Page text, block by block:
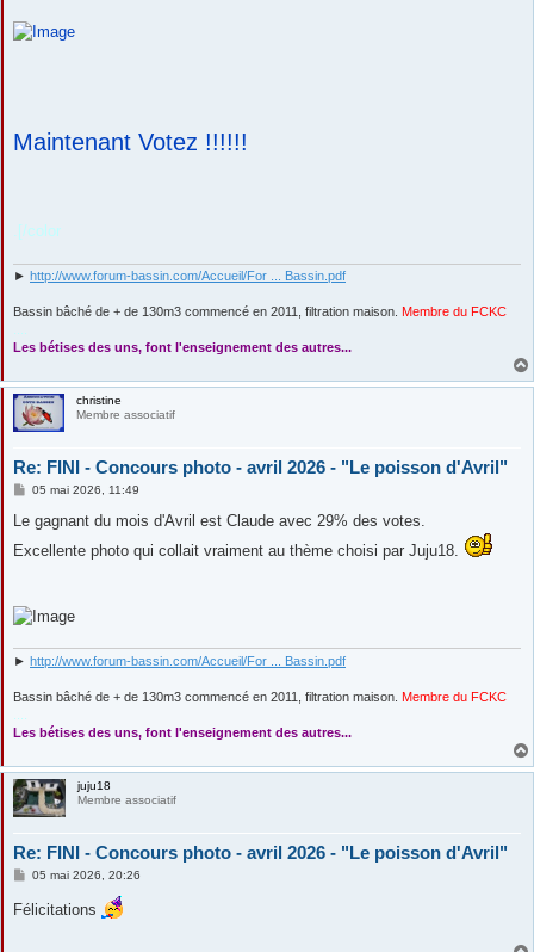
Maintenant Votez !!!!!!
.[/color
► http://www.forum-bassin.com/Accueil/For ... Bassin.pdf
Bassin bâché de + de 130m3 commencé en 2011, filtration maison. Membre du FCKC
Les bétises des uns, font l'enseignement des autres...
christine
Membre associatif
Re: FINI - Concours photo - avril 2026 - "Le poisson d'Avril"
M
s
a
g
05 mai 2026, 11:49
Le gagnant du mois d'Avril est Claude avec 29% des votes.
Excellente photo qui collait vraiment au thème choisi par Juju18.
► http://www.forum-bassin.com/Accueil/For ... Bassin.pdf
Bassin bâché de + de 130m3 commencé en 2011, filtration maison. Membre du FCKC
Les bétises des uns, font l'enseignement des autres...
juju18
Membre associatif
Re: FINI - Concours photo - avril 2026 - "Le poisson d'Avril"
M
s
s
05 mai 2026, 20:26
Félicitations